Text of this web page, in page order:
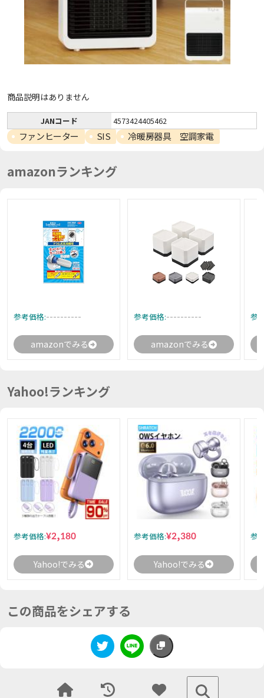
商品説明はありません
JANコード 4573424405462
ファンヒーター SIS 冷暖房器具 空調家電
amazonランキング
参考価格:----------
amazonでみる
参考価格:----------
amazonでみる
参
Yahoo!ランキング
参考価格:¥2,180
Yahoo!でみる
参考価格:¥2,380
Yahoo!でみる
参
この商品をシェアする